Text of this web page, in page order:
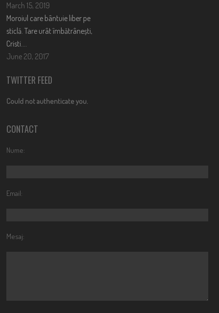
March 15, 2019
Moroiul care bântuie liber pe
sticlă. Tare urât îmbătrânești,
Cristi….
June 20, 2017
TWITTER FEED
Could not authenticate you.
CONTACT
Nume:
Email:
Mesaj: